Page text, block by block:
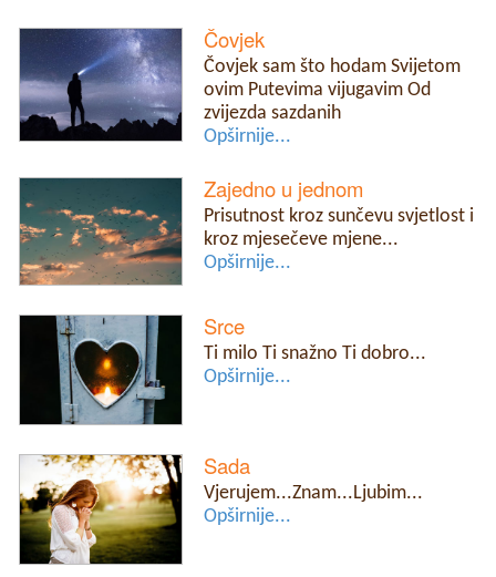
Čovjek
Čovjek sam što hodam Svijetom
ovim Putevima vijugavim Od
zvijezda sazdanih
Opširnije...
Zajedno u jednom
Prisutnost kroz sunčevu svjetlost i
kroz mjesečeve mjene...
Opširnije...
Srce
Ti milo Ti snažno Ti dobro...
Opširnije...
Sada
Vjerujem...Znam...Ljubim...
Opširnije...